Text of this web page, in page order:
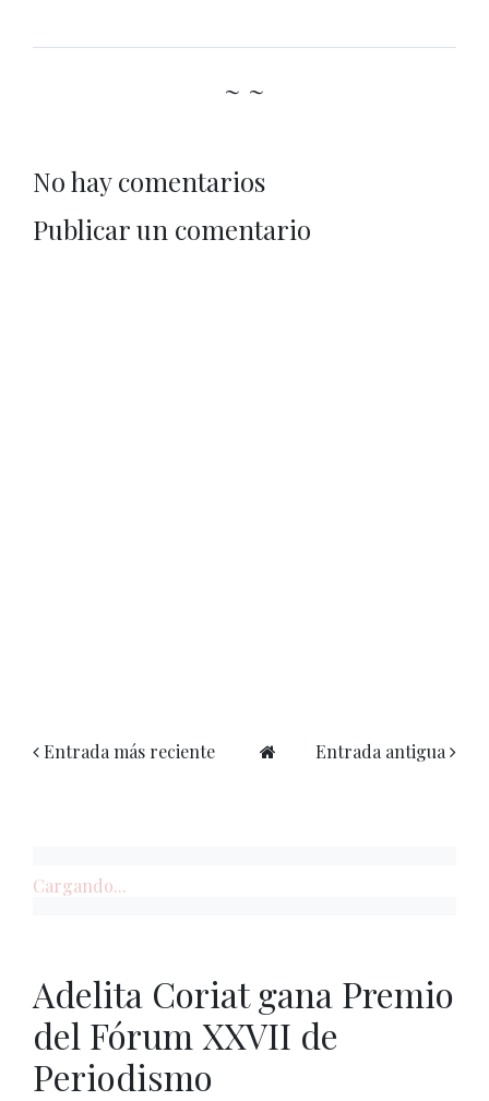
~ ~
No hay comentarios
Publicar un comentario
Entrada más reciente Entrada antigua
Cargando...
Adelita Coriat gana Premio
del Fórum XXVII de
Periodismo